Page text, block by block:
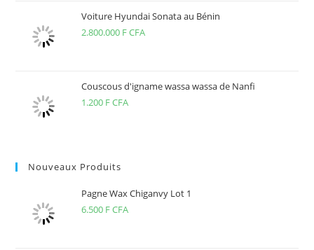
Voiture Hyundai Sonata au Bénin
2.800.000 F CFA
Couscous d'igname wassa wassa de Nanfi
1.200 F CFA
Nouveaux Produits
Pagne Wax Chiganvy Lot 1
6.500 F CFA